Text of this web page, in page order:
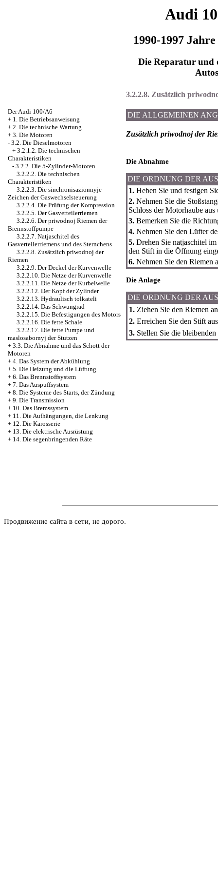
Audi
1990-1997
Die Reparatur und
Autos
Der Audi 100/A6
+ 1. Die Betriebsanweisung
+ 2. Die technische Wartung
+ 3. Die Motoren
- 3.2. Die Dieselmotoren
+ 3.2.1.2. Die technischen
Charakteristiken
- 3.2.2. Die 5-Zylinder-Motoren
3.2.2.2. Die technischen
Charakteristiken
3.2.2.3. Die sinchronisazionnyje
Zeichen der Gaswechselsteuerung
3.2.2.4. Die Prüfung der Kompression
3.2.2.5. Der Gasverteilerriemen
3.2.2.6. Der priwodnoj Riemen der
Brennstoffpumpe
3.2.2.7. Natjaschitel des
Gasverteilerriemens und des Sternchens
3.2.2.8. Zusätzlich priwodnoj der
Riemen
3.2.2.9. Der Deckel der Kurvenwelle
3.2.2.10. Die Netze der Kurvenwelle
3.2.2.11. Die Netze der Kurbelwelle
3.2.2.12. Der Kopf der Zylinder
3.2.2.13. Hydraulisch tolkateli
3.2.2.14. Das Schwungrad
3.2.2.15. Die Befestigungen des Motors
3.2.2.16. Die fette Schale
3.2.2.17. Die fette Pumpe und
maslosabornyj der Stutzen
+ 3.3. Die Abnahme und das Schott der
Motoren
+ 4. Das System der Abkühlung
+ 5. Die Heizung und die Lüftung
+ 6. Das Brennstoffsystem
+ 7. Das Auspuffsystem
+ 8. Die Systeme des Starts, der Zündung
+ 9. Die Transmission
+ 10. Das Bremssystem
+ 11. Die Aufhängungen, die Lenkung
+ 12. Die Karosserie
+ 13. Die elektrische Ausrüstung
+ 14. Die segenbringenden Räte
3.2.2.8. Zusätzlich
DIE ALLGEMEINEN
Zusätzlich priwodnoj der
Die Abnahme
DIE ORDNUNG DER
1. Heben Sie und festigen
2. Nehmen Sie die
Schloss der Motorhaube
3. Bemerken Sie die
4. Nehmen Sie den Lüfter
5. Drehen Sie natjaschitel
den Stift in die Öffnung
6. Nehmen Sie den Riemen
Die Anlage
DIE ORDNUNG DER
1. Ziehen Sie den Riemen
2. Erreichen Sie den Stift
3. Stellen Sie die
Продвижение сайта в сети, не дорого.